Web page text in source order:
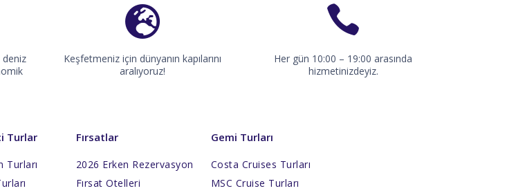
deniz
Keşfetmeniz için dünyanın kapılarını
aralıyoruz!
Her gün 10:00 – 19:00 arasında
hizmetinizdeyiz.
Turlar
Turları
Fırsatlar
2026 Erken Rezervasyon
Fırsat Otelleri
Gemi Turları
Costa Cruises Turları
MSC Cruise Turları